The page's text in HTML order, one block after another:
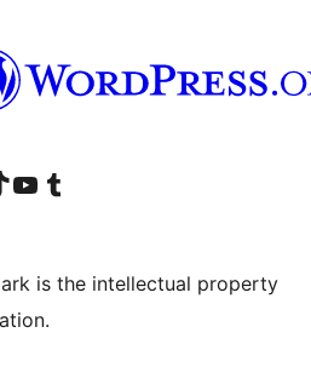
ziyaret edin
YouTube kanalımızı ziyaret edinTumblr hesabımızı ziyaret edin
is the intellectual property